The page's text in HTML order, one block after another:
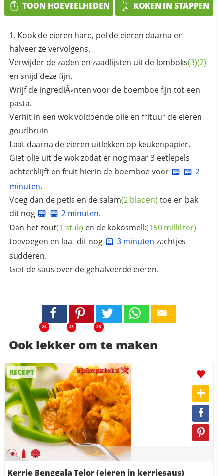
TOON HOEVEELHEDEN KOKEN IN STAPPEN
Kook de eieren hard, pel de eieren daarna en
halveer ze vervolgens.
Verwijder de zaden en zaadlijsten uit de lomboks(3)(2)
en snijd deze fijn.
Wrijf de ingrediÃ«nten voor de boemboe fijn tot een
pasta.
Verhit in een wok voldoende olie en frituur de eieren
goudbruin.
Laat daarna de eieren uitlekken op keukenpapier.
Giet olie uit de wok zodat er nog maar 3 eetlepels
achterblijft en fruit hierin de boemboe voor
2
minuten.
Voeg dan de petis en desalam(2 bladen) toe en bak
dit nog
2 minuten.
Dan hetzout(1 stuk) en de kokosmelk(150 milliliter)
toevoegen en laat dit nog
3 minuten zachtjes
sudderen.
Giet de saus over de gehalveerde eieren.
25 25 25
Ook lekker om te maken
RECEPT
Kerrie Benggala Telor (eieren in kerriesaus)